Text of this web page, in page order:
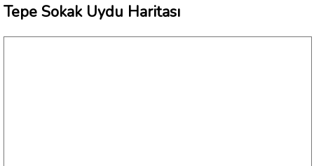
Tepe Sokak Uydu Haritası